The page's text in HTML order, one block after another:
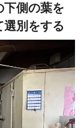
下側の葉を
別をする